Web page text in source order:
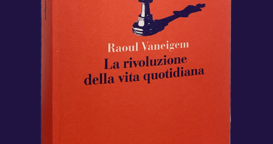
rivolte che fu spazzato via solo dalla controrivoluzione
della società dei consumi. Lo stesso non vale per i testi
che ci hanno lasciato in eredità, oggi più attuali di ieri,
oggi più urgenti di ieri, tra tutti quelli di Vaneigem, uno
dei più brillanti teorici di una guerriglia poetica, una
ribellione immaginaria, e proprio per questo, in una
realtà priva di poesia e di immaginazione, l’unica